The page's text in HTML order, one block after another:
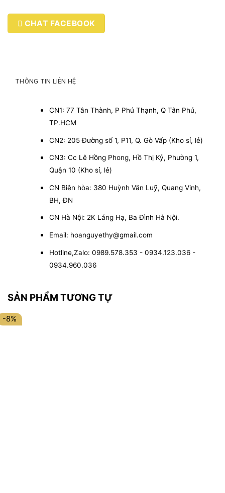
CHAT FACEBOOK
THÔNG TIN LIÊN HỆ
CN1: 77 Tân Thành, P Phú Thạnh, Q Tân Phú,
TP.HCM
CN2: 205 Đường số 1, P11, Q. Gò Vấp (Kho sỉ, lẻ)
CN3: Cc Lê Hồng Phong, Hồ Thị Kỷ, Phường 1,
Quận 10 (Kho sỉ, lẻ)
CN Biên hòa: 380 Huỳnh Văn Luỹ, Quang Vinh,
BH, ĐN
CN Hà Nội: 2K Láng Hạ, Ba Đình Hà Nội.
Email: hoanguyethy@gmail.com
Hotline,Zalo: 0989.578.353 - 0934.123.036 -
0934.960.036
SẢN PHẨM TƯƠNG TỰ
-8%